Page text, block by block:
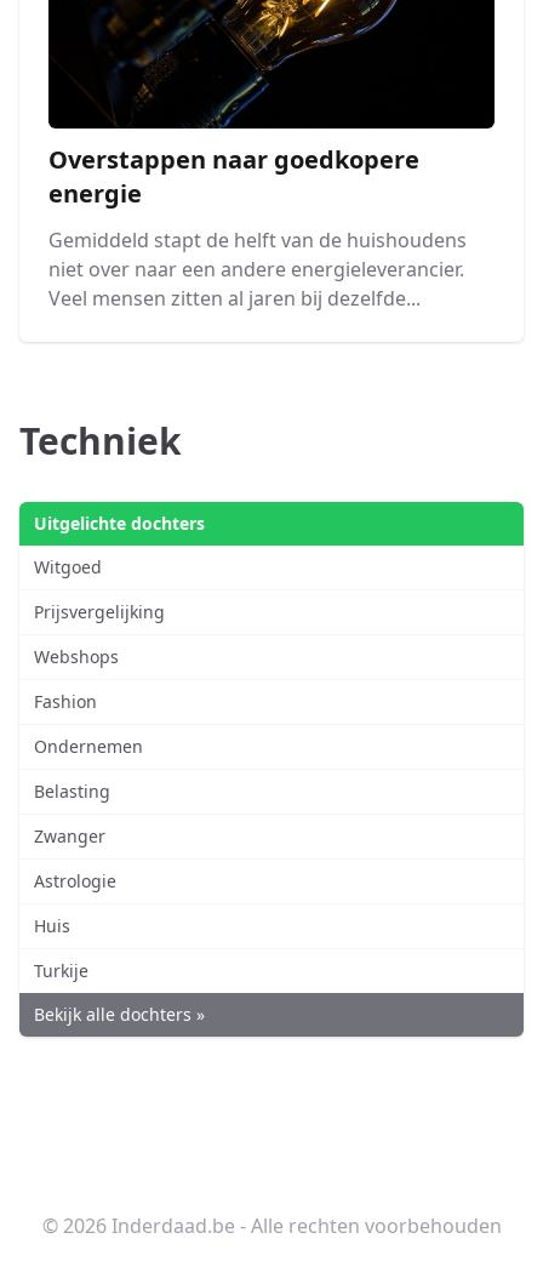
Overstappen naar goedkopere
energie
Gemiddeld stapt de helft van de huishoudens
niet over naar een andere energieleverancier.
Veel mensen zitten al jaren bij dezelfde...
Techniek
Uitgelichte dochters
Witgoed
Prijsvergelijking
Webshops
Fashion
Ondernemen
Belasting
Zwanger
Astrologie
Huis
Turkije
Bekijk alle dochters »
© 2026 Inderdaad.be - Alle rechten voorbehouden